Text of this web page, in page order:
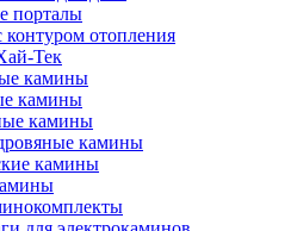
порталы
отопления
Тек
камины
камины
камины
камины
камины